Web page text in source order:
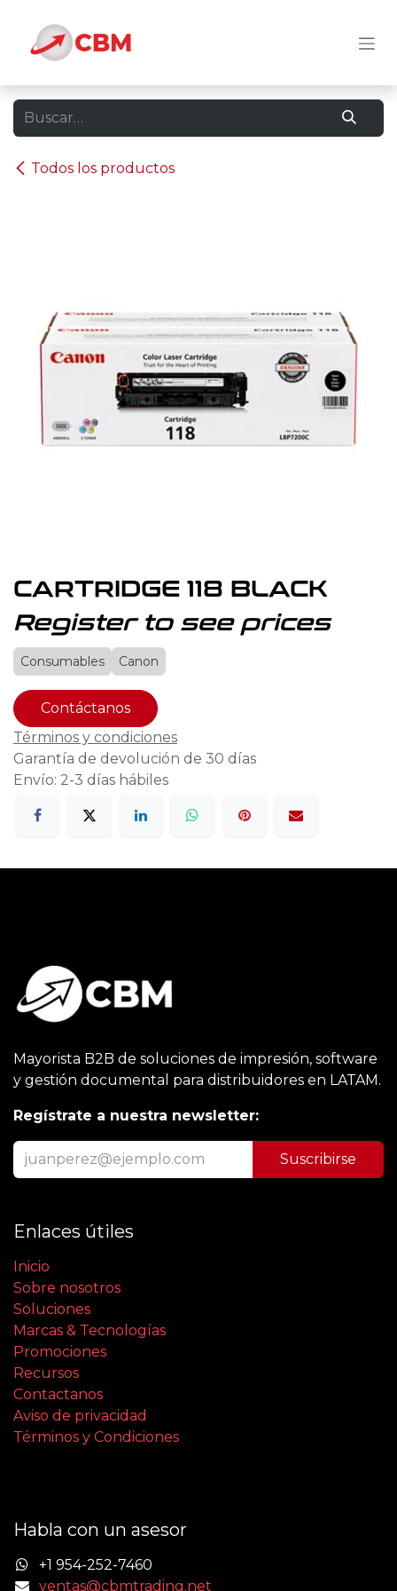
Todos los productos
CARTRIDGE 118 BLACK
Register to see prices
Consumables Canon
Contáctanos
Términos y condiciones
Garantía de devolución de 30 días
Envío: 2-3 días hábiles
Mayorista B2B de soluciones de impresión, software
y gestión documental para distribuidores en LATAM.
Regístrate a nuestra newsletter:
Suscribirse
Enlaces útiles
Inicio
Sobre nosotros
Soluciones
Marcas & Tecnologías
Promociones
Recursos
Contactanos
Aviso de privacidad
Términos y Condiciones
Habla con un asesor
+1 954-252-7460
ventas@cbmtrading.net